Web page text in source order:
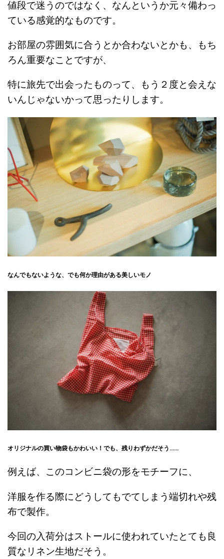
値段で迷うのではなく、なんというか元々備わっ
ている感覚的なものです。
お部屋の雰囲気に合うとか合わないとかも、もち
ろん重要なことですが、
特に旅先で出会ったものって、もう２度と会えな
いんじゃないかって思ったりします。
なんでもないような、でも何か理由がある美しいモノ
オリジナルの買い物袋もかわいい！でも、残りわずかだそう……
例えば、このコンビニ袋の形をモチーフに、
洋服を作る際にどうしてもでてしまう端切れや残
布で製作。
今回の入荷分はストールに使われていたとても良
質なリネン生地だそう。